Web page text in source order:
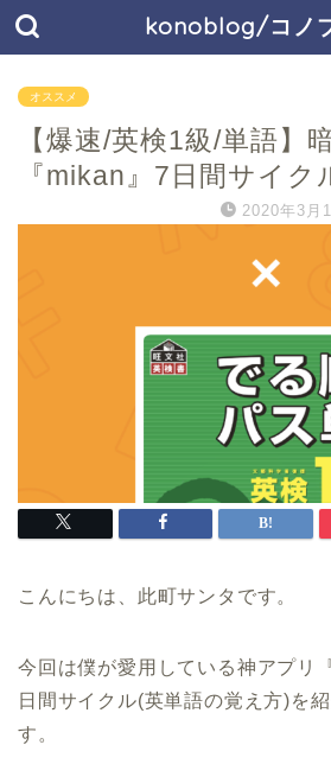
konoblog/コノ
オススメ
【爆速/英検1級/単語】
『mikan』7日間サイク
2020年3月
こんにちは、此町サンタです。
今回は僕が愛用している神アプリ
日間サイクル(英単語の覚え方)を
す。